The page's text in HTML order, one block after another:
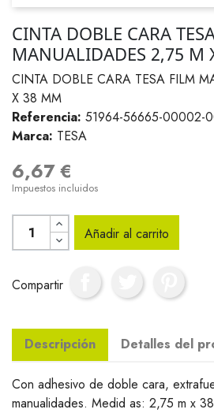
CINTA DOBLE CARA
MANUALIDADES 2,75 M
CINTA DOBLE CARA TESA FILM
X 38 MM
Referencia: 51964-56665-00002-
Marca: TESA
6,67 €
Impuestos incluidos
Añadir al carrito
Compartir
Descripción Detalles del
Con adhesivo de doble cara,
manualidades. Medid as: 2,75 m x